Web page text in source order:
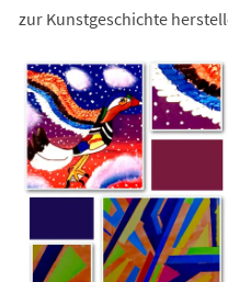
zur Kunstgeschichte